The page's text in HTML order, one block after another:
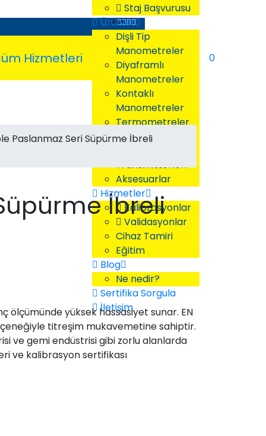
Staj Başvurusu
Ürünler
Dişli Tip
Manometreler
Diyaframlı
Manometreler
Kontaklı
Manometreler
Termometreler
Basınç Switchleri
Transmitterleri
Aksesuarlar
Hizmetler
Kalibrasyonlar
Validasyonlar
Cihaz Tamiri
Eğitim
Blog
Ne nedir?
Sertifika Sorgula
İletişim
0
Paslanmaz Seri Süpürme İbreli
İbreli
ölçümünde yüksek hassasiyet sunar. EN
titreşim mukavemetine sahiptir.
ve gemi endüstrisi gibi zorlu alanlarda
ve kalibrasyon sertifikası